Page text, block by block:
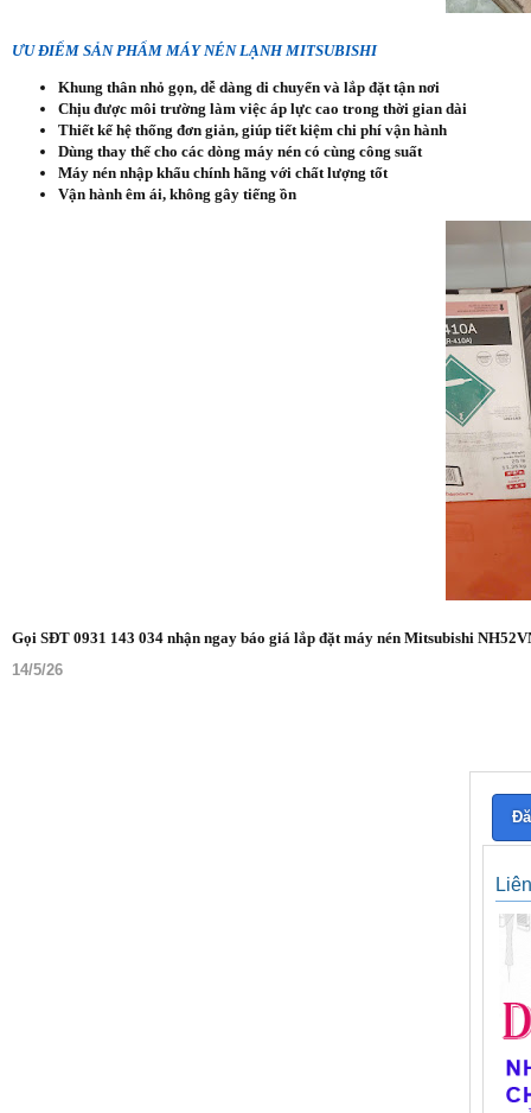
ƯU ĐIỂM SẢN PHẨM MÁY NÉN LẠNH MITSUBISHI
Khung thân nhỏ gọn, dễ dàng di chuyển và lắp đặt tận nơi
Chịu được môi trường làm việc áp lực cao trong thời gian dài
Thiết kế hệ thống đơn giản, giúp tiết kiệm chi phí vận hành
Dùng thay thế cho các dòng máy nén có cùng công suất
Máy nén nhập khẩu chính hãng với chất lượng tốt
Vận hành êm ái, không gây tiếng ồn
Gọi SĐT 0931 143 034 nhận ngay báo giá lắp đặt máy nén Mitsubishi
14/5/26